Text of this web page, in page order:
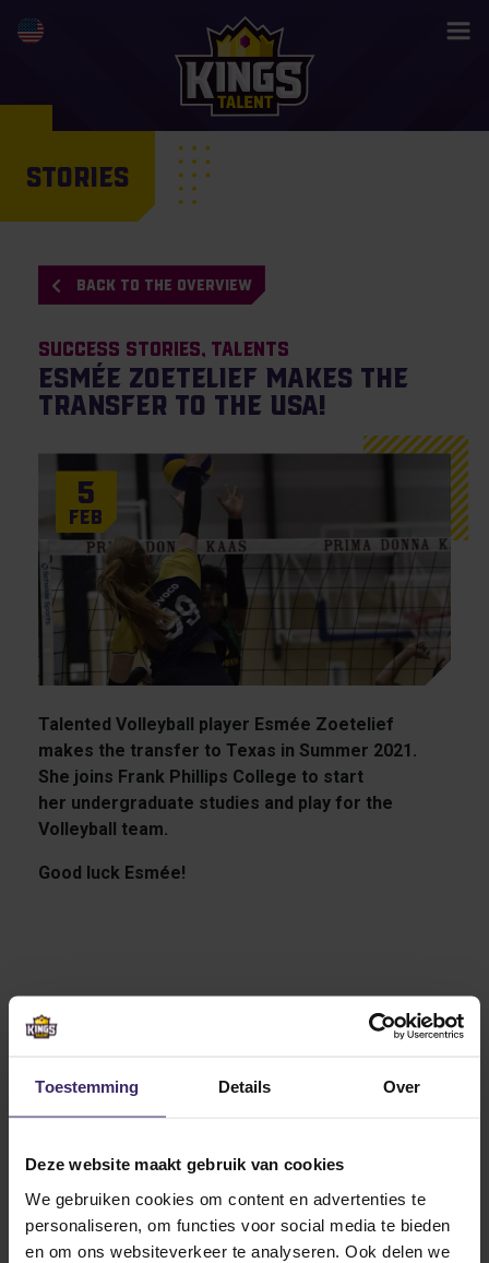
Toestemming Details Over
Deze website maakt gebruik van cookies
We gebruiken cookies om content en advertenties te
personaliseren, om functies voor social media te bieden
en om ons websiteverkeer te analyseren. Ook delen we
STORIES
BACK TO THE OVERVIEW
Success Stories Talents
Esmée Zoetelief makes the
transfer to the USA!
5
Feb
Talented Volleyball player Esmée Zoetelief
makes the transfer to Texas in Summer 2021.
She joins Frank Phillips College to start
her undergraduate studies and play for the
Volleyball team.
Good luck Esmée!
Aug